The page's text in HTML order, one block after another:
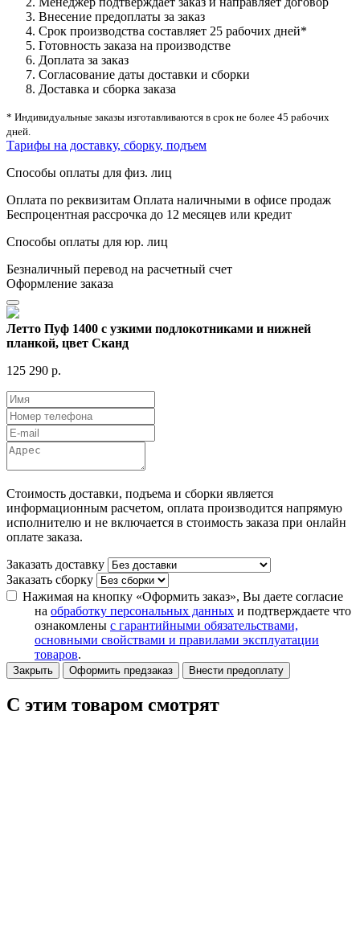
Внесение предоплаты за заказ
Срок производства составляет 25 рабочих дней*
Готовность заказа на производстве
Доплата за заказ
Согласование даты доставки и сборки
Доставка и сборка заказа
* Индивидуальные заказы изготавливаются в срок не более 45 рабочих
дней.
Тарифы на доставку, сборку, подъем
Способы оплаты для физ. лиц
Оплата по реквизитам Оплата наличными в офисе продаж
Беспроцентная рассрочка до 12 месяцев или кредит
Способы оплаты для юр. лиц
Безналичный перевод на расчетный счет
Оформление заказа
Летто Пуф 1400 с узкими подлокотниками и нижней
планкой, цвет Сканд
125 290 р.
Стоимость доставки, подъема и сборки является
информационным расчетом, оплата производится напрямую
исполнителю и не включается в стоимость заказа при онлайн
оплате заказа.
Заказать доставку
Заказать сборку
Нажимая на кнопку «Оформить заказ», Вы даете согласие
на обработку персональных данных и подтверждаете что
ознакомлены с гарантийными обязательствами,
основными свойствами и правилами эксплуатации
товаров.
Закрыть Оформить предзаказ Внести предоплату
С этим товаром смотрят